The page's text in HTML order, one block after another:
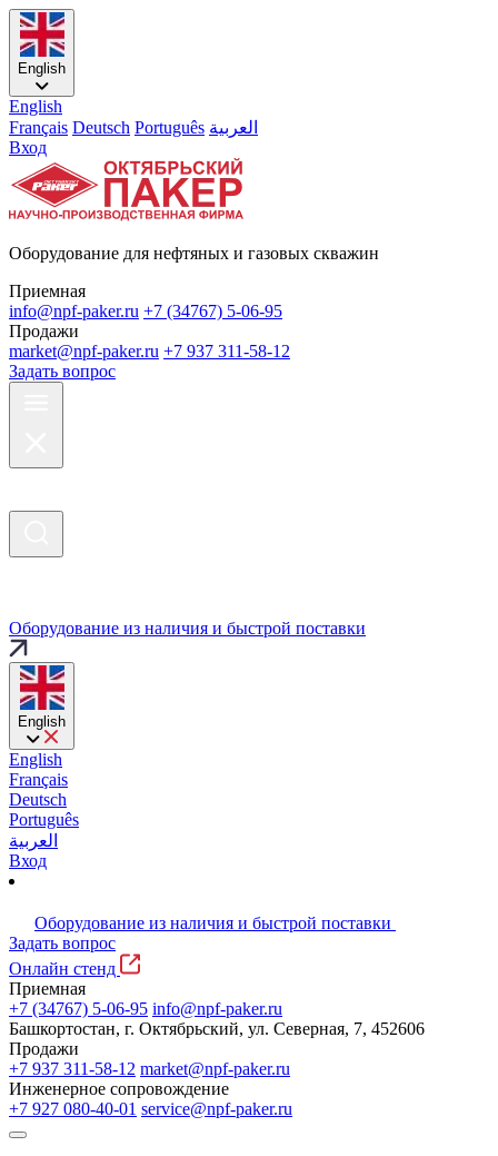
English
English
Français Deutsch Português العربية
Вход
Оборудование для нефтяных и газовых скважин
Приемная
info@npf-paker.ru +7 (34767) 5-06-95
Продажи
market@npf-paker.ru +7 937 311-58-12
Задать вопрос
Оборудование из наличия и быстрой поставки
English
English
Français
Deutsch
Português
العربية
Вход
Оборудование из наличия и быстрой поставки
Задать вопрос
Онлайн стенд
Приемная
+7 (34767) 5-06-95 info@npf-paker.ru
Башкортостан, г. Октябрьский, ул. Северная, 7, 452606
Продажи
+7 937 311-58-12 market@npf-paker.ru
Инженерное сопровождение
+7 927 080-40-01 service@npf-paker.ru